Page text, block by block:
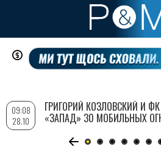
Перейти
содержанию
09:08
28.10
ГРИГОРИЙ КОЗЛОВСКИЙ И
«ЗАПАД» 30 МОБИЛЬНЫХ